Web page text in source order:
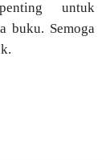
untuk
buku. Semoga